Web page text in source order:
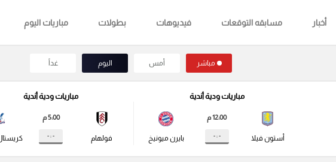
أخبار مسابقه التوقعات فيديوهات بطولات مباريات اليوم
مباشر أمس اليوم غداً
مباريات ودية أندية
أستون فيلا
12:00 م
- : - بايرن ميونيخ
مباريات ودية أندية
فولهام
5:00 م
- : -